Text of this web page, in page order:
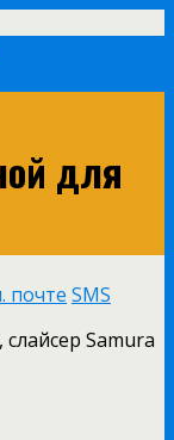
для
почте SMS
Samura